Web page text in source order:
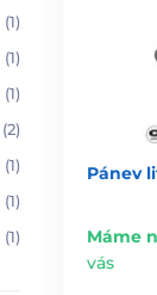
(1)
(1)
(1)
(2)
(1)
(1)
(1)
Pánev
Máme
vás